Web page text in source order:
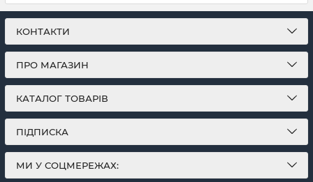
КОНТАКТИ
ПРО МАГАЗИН
КАТАЛОГ ТОВАРІВ
ПІДПИСКА
МИ У СОЦМЕРЕЖАХ: